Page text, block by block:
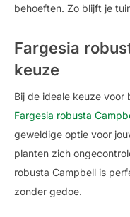
behoeften. Zo blijft je
Fargesia
keuze
Bij de ideale keuze voor
Fargesia robusta
geweldige optie voor
planten zich
robusta Campbell is
zonder gedoe.